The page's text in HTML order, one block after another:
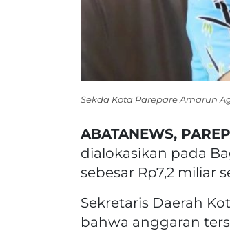
Sekda Kota Parepare Amarun
ABATANEWS,
dialokasikan pada
sebesar Rp7,2 miliar
Sekretaris Daerah
bahwa anggaran